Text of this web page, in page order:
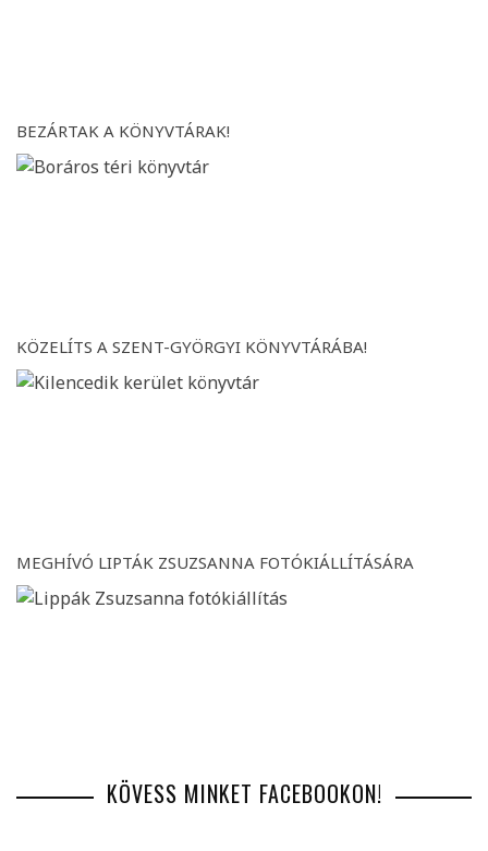
BEZÁRTAK A KÖNYVTÁRAK!
KÖZELÍTS A SZENT-GYÖRGYI KÖNYVTÁRÁBA!
MEGHÍVÓ LIPTÁK ZSUZSANNA FOTÓKIÁLLÍTÁSÁRA
KÖVESS MINKET FACEBOOKON!